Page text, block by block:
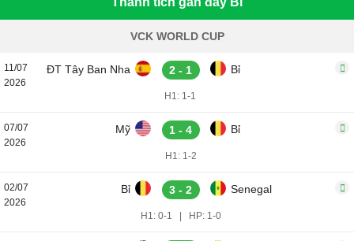
VCK WORLD CUP
11/07
2026
ĐT Tây Ban Nha 2 - 1 Bỉ
H1: 1-1
07/07
2026
Mỹ 1 - 4 Bỉ
H1: 1-2
02/07
2026
Bỉ 3 - 2 Senegal
H1: 0-1 HP: 1-0